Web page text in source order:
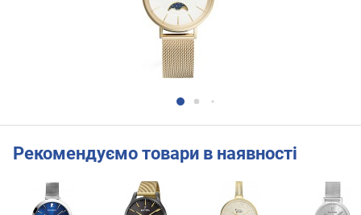
Рекомендуємо товари в наявності